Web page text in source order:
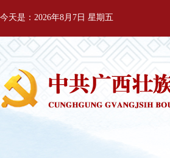
今天是：2026年8月7日 星期五